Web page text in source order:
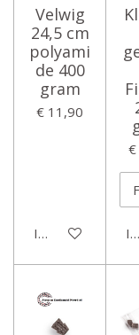
Velwig
24,5 cm
polyami
de 400
gram
€ 11,90
In winkelwagen